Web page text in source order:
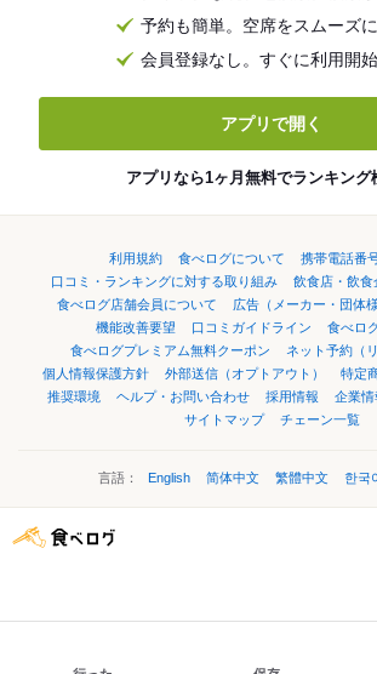
予約も簡単。空席をスムーズ
会員登録なし。すぐに利用開始
アプリで開く
アプリなら1ヶ月無料でランキング
利用規約 食べログについて
携帯電話番
口コミ・ランキングに対する取り組み
飲食店・飲食
食べログ店舗会員について
広告（メーカー・団体
機能改善要望
口コミガイドライン
食べロ
食べログプレミアム無料クーポン
ネット予約（
個人情報保護方針
外部送信（オプトアウト）
特定
推奨環境
ヘルプ・お問い合わせ 採用情報 企業情
サイトマップ
チェーン一覧
言語： English 简体中文 繁體中文 한국